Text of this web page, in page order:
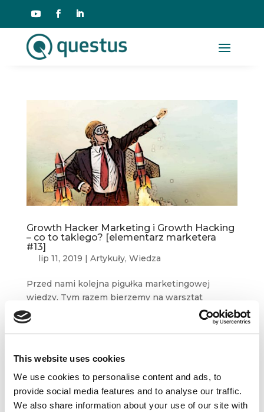
This website uses cookies
We use cookies to personalise content and ads, to
provide social media features and to analyse our traffic.
We also share information about your use of our site with
Growth Hacker Marketing i Growth Hacking
– co to takiego? [elementarz marketera
#13]
lip 11, 2019 | Artykuły, Wiedza
Przed nami kolejna pigułka marketingowej
wiedzy. Tym razem bierzemy na warsztat
koncepcję growth hacker marketingu,
spopularyzowaną przez Ryana Holidaya.